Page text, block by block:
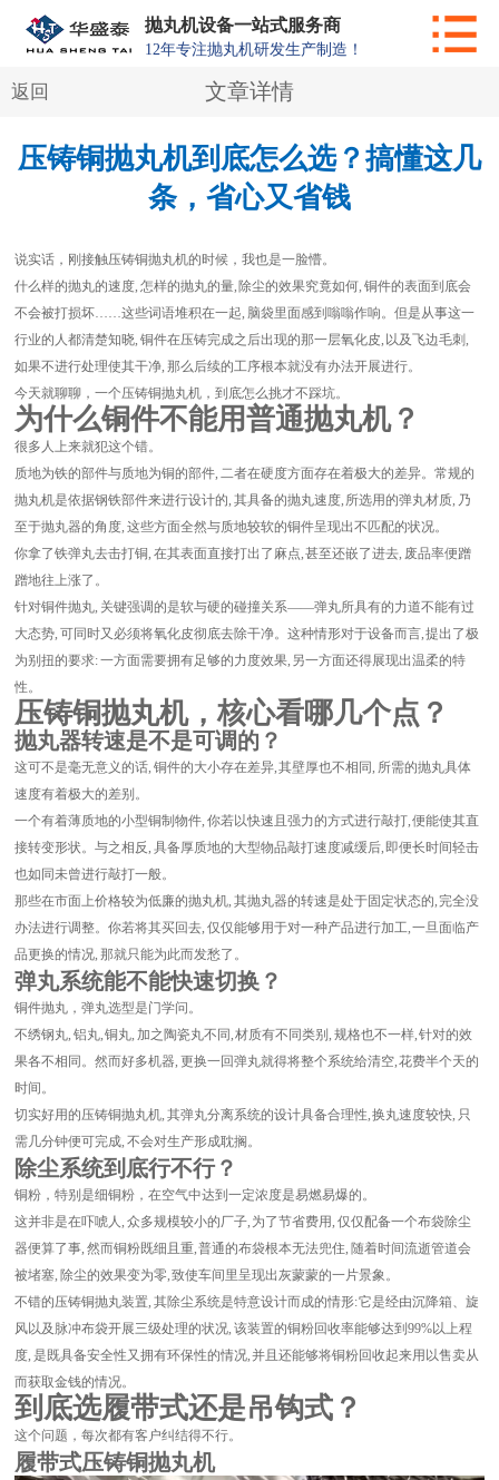
抛丸机设备一站式服务商
12年专注抛丸机研发生产制造！
文章详情
返回
压铸铜抛丸机到底怎么选？搞懂这几
条，省心又省钱
说实话，刚接触压铸铜抛丸机的时候，我也是一脸懵。
什么样的抛丸的速度, 怎样的抛丸的量, 除尘的效果究竟如何, 铜件的表面到底会
不会被打损坏……这些词语堆积在一起, 脑袋里面感到嗡嗡作响。但是从事这一
行业的人都清楚知晓, 铜件在压铸完成之后出现的那一层氧化皮, 以及飞边毛刺,
如果不进行处理使其干净, 那么后续的工序根本就没有办法开展进行。
今天就聊聊，一个压铸铜抛丸机，到底怎么挑才不踩坑。
为什么铜件不能用普通抛丸机？
很多人上来就犯这个错。
质地为铁的部件与质地为铜的部件, 二者在硬度方面存在着极大的差异。常规的
抛丸机是依据钢铁部件来进行设计的, 其具备的抛丸速度, 所选用的弹丸材质, 乃
至于抛丸器的角度, 这些方面全然与质地较软的铜件呈现出不匹配的状况。
你拿了铁弹丸去击打铜, 在其表面直接打出了麻点, 甚至还嵌了进去, 废品率便蹭
蹭地往上涨了。
针对铜件抛丸, 关键强调的是软与硬的碰撞关系——弹丸所具有的力道不能有过
大态势, 可同时又必须将氧化皮彻底去除干净。这种情形对于设备而言, 提出了极
为别扭的要求: 一方面需要拥有足够的力度效果, 另一方面还得展现出温柔的特
性。
压铸铜抛丸机，核心看哪几个点？
抛丸器转速是不是可调的？
这可不是毫无意义的话, 铜件的大小存在差异, 其壁厚也不相同, 所需的抛丸具体
速度有着极大的差别。
一个有着薄质地的小型铜制物件, 你若以快速且强力的方式进行敲打, 便能使其直
接转变形状。与之相反, 具备厚质地的大型物品敲打速度减缓后, 即便长时间轻击
也如同未曾进行敲打一般。
那些在市面上价格较为低廉的抛丸机, 其抛丸器的转速是处于固定状态的, 完全没
办法进行调整。你若将其买回去, 仅仅能够用于对一种产品进行加工, 一旦面临产
品更换的情况, 那就只能为此而发愁了。
弹丸系统能不能快速切换？
铜件抛丸，弹丸选型是门学问。
不绣钢丸, 铝丸, 铜丸, 加之陶瓷丸不同, 材质有不同类别, 规格也不一样, 针对的效
果各不相同。然而好多机器, 更换一回弹丸就得将整个系统给清空, 花费半个天的
时间。
切实好用的压铸铜抛丸机, 其弹丸分离系统的设计具备合理性, 换丸速度较快, 只
需几分钟便可完成, 不会对生产形成耽搁。
除尘系统到底行不行？
铜粉，特别是细铜粉，在空气中达到一定浓度是易燃易爆的。
这并非是在吓唬人, 众多规模较小的厂子, 为了节省费用, 仅仅配备一个布袋除尘
器便算了事, 然而铜粉既细且重, 普通的布袋根本无法兜住, 随着时间流逝管道会
被堵塞, 除尘的效果变为零, 致使车间里呈现出灰蒙蒙的一片景象。
不错的压铸铜抛丸装置, 其除尘系统是特意设计而成的情形: 它是经由沉降箱、旋
风以及脉冲布袋开展三级处理的状况, 该装置的铜粉回收率能够达到99%以上程
度, 是既具备安全性又拥有环保性的情况, 并且还能够将铜粉回收起来用以售卖从
而获取金钱的情况。
到底选履带式还是吊钩式？
这个问题，每次都有客户纠结得不行。
履带式压铸铜抛丸机